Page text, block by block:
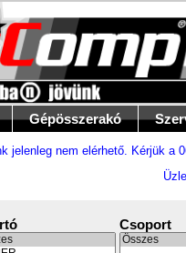
Gépösszerakó
jelenleg nem elérhető. Kérjük a
Csoport